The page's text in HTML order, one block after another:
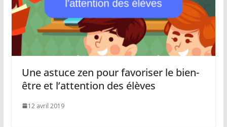
Une astuce zen pour favoriser le bien-
être et l’attention des élèves
12 avril 2019